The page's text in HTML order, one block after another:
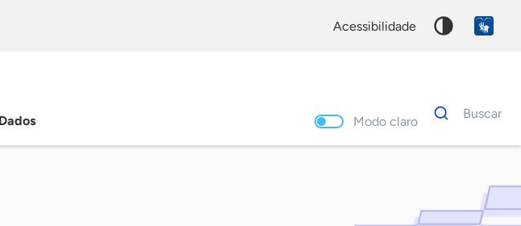
acessibilidade
Dados Modo claro
Dados
para
Buscar